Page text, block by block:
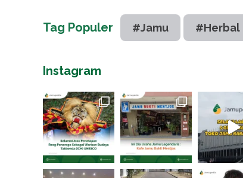
Tag Populer #Jamu #Herbal
Instagram